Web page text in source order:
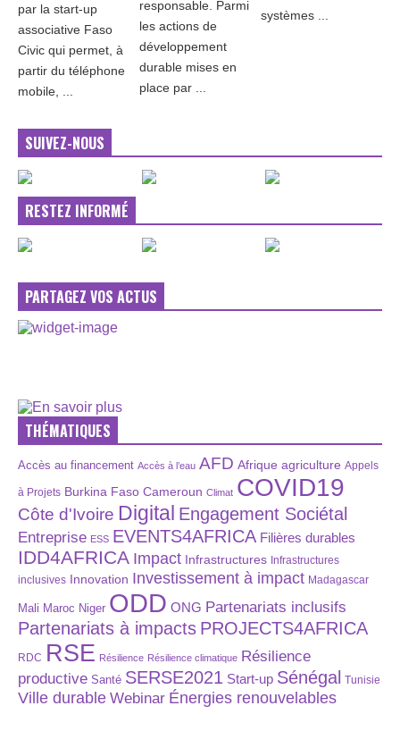
par la start-up
associative Faso
Civic qui permet, à
partir du téléphone
mobile, ...
responsable. Parmi
les actions de
développement
durable mises en
place par ...
systèmes ...
SUIVEZ-NOUS
RESTEZ INFORMÉ
PARTAGEZ VOS ACTUS
THÉMATIQUES
Accès au financement Accès à l’eau AFD Afrique agriculture Appels
à Projets Burkina Faso Cameroun Climat COVID19
Côte d'Ivoire Digital Engagement Sociétal
Entreprise ESS EVENTS4AFRICA Filières durables
IDD4AFRICA Impact Infrastructures Infrastructures
inclusives Innovation Investissement à impact Madagascar
Mali Maroc Niger ODD ONG Partenariats inclusifs
Partenariats à impacts PROJECTS4AFRICA
RDC RSE Résilience Résilience climatique Résilience
productive Santé SERSE2021 Start-up Sénégal Tunisie
Ville durable Webinar Énergies renouvelables